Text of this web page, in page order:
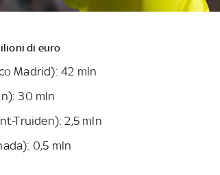
di euro
Madrid): 42 mln
30 mln
Truiden): 2,5 mln
0,5 mln